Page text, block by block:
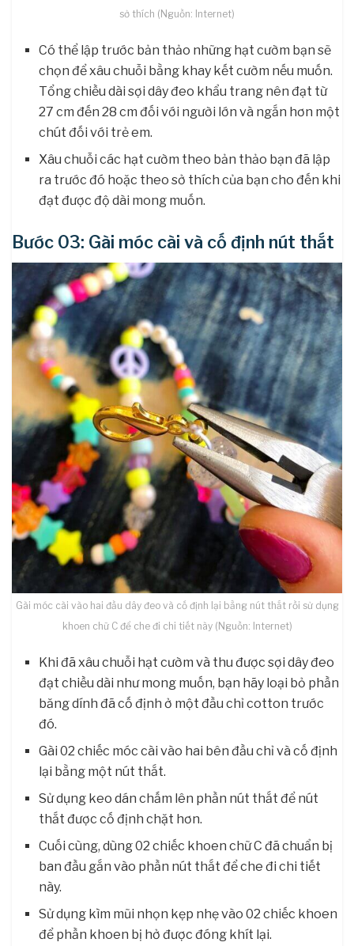
sở thích (Nguồn: Internet)
Có thể lập trước bản thảo những hạt cườm bạn sẽ
chọn để xâu chuỗi bằng khay kết cườm nếu muốn.
Tổng chiều dài sợi dây đeo khẩu trang nên đạt từ
27 cm đến 28 cm đối với người lớn và ngắn hơn một
chút đối với trẻ em.
Xâu chuỗi các hạt cườm theo bản thảo bạn đã lập
ra trước đó hoặc theo sở thích của bạn cho đến khi
đạt được độ dài mong muốn.
Bước 03: Gài móc cài và cố định nút thắt
Gài móc cài vào hai đầu dây đeo và cố định lại bằng nút thắt rồi sử dụng
khoen chữ C để che đi chi tiết này (Nguồn: Internet)
Khi đã xâu chuỗi hạt cườm và thu được sợi dây đeo
đạt chiều dài như mong muốn, bạn hãy loại bỏ phần
băng dính đã cố định ở một đầu chỉ cotton trước
đó.
Gài 02 chiếc móc cài vào hai bên đầu chỉ và cố định
lại bằng một nút thắt.
Sử dụng keo dán chấm lên phần nút thắt để nút
thắt được cố định chặt hơn.
Cuối cùng, dùng 02 chiếc khoen chữ C đã chuẩn bị
ban đầu gắn vào phần nút thắt để che đi chi tiết
này.
Sử dụng kìm mũi nhọn kẹp nhẹ vào 02 chiếc khoen
để phần khoen bị hở được đóng khít lại.